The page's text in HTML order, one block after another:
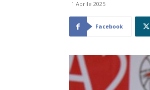
1 Aprile 2025
Facebook